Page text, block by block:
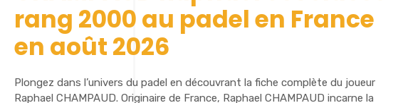
rang 2000 au padel en France
en août 2026
Plongez dans l’univers du padel en découvrant la fiche complète du joueur
Raphael CHAMPAUD. Originaire de France, Raphael CHAMPAUD incarne la